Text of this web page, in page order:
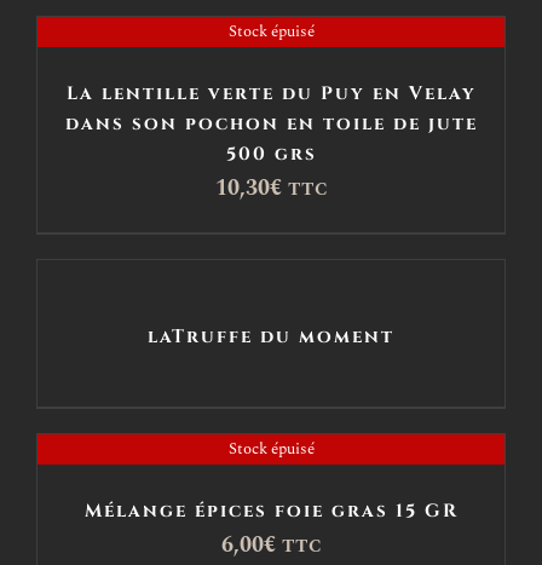
Stock épuisé
La lentille verte du Puy en Velay
dans son pochon en toile de jute
500 grs
10,30€ TTC
laTruffe du moment
Stock épuisé
Mélange épices foie gras 15 GR
6,00€ TTC